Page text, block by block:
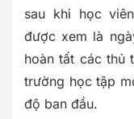
sau khi học
được xem là
hoàn tất các thủ
trường học tập
độ ban đầu.